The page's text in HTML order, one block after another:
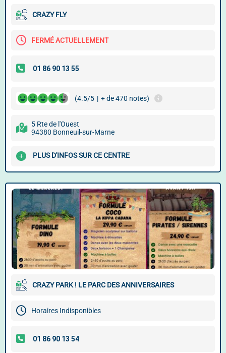
CRAZY FLY
FERMÉ ACTUELLEMENT
(4.5/5 | + de 470 notes)
5 Rte de l'Ouest
94380 Bonneuil-sur-Marne
PLUS D'INFOS SUR CE CENTRE
CRAZY PARK ! LE PARC DES ANNIVERSAIRES
Horaires Indisponibles